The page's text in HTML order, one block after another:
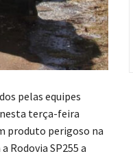
pelas equipes
terça-feira
produto perigoso na
Rodovia SP255 a